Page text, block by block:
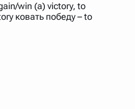
win (a) victory, to
ковать победу – to